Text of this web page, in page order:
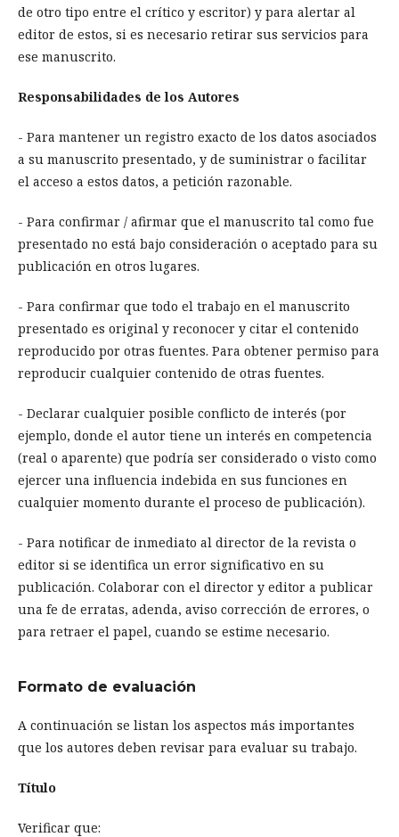
de otro tipo entre el crítico y escritor) y para alertar al
editor de estos, si es necesario retirar sus servicios para
ese manuscrito.
Responsabilidades de los Autores
- Para mantener un registro exacto de los datos asociados
a su manuscrito presentado, y de suministrar o facilitar
el acceso a estos datos, a petición razonable.
- Para confirmar / afirmar que el manuscrito tal como fue
presentado no está bajo consideración o aceptado para su
publicación en otros lugares.
- Para confirmar que todo el trabajo en el manuscrito
presentado es original y reconocer y citar el contenido
reproducido por otras fuentes. Para obtener permiso para
reproducir cualquier contenido de otras fuentes.
- Declarar cualquier posible conflicto de interés (por
ejemplo, donde el autor tiene un interés en competencia
(real o aparente) que podría ser considerado o visto como
ejercer una influencia indebida en sus funciones en
cualquier momento durante el proceso de publicación).
- Para notificar de inmediato al director de la revista o
editor si se identifica un error significativo en su
publicación. Colaborar con el director y editor a publicar
una fe de erratas, adenda, aviso corrección de errores, o
para retraer el papel, cuando se estime necesario.
Formato de evaluación
A continuación se listan los aspectos más importantes
que los autores deben revisar para evaluar su trabajo.
Título
Verificar que: